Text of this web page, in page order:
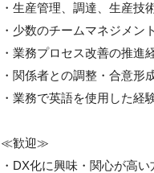
・生産管理、調達、生産技
・少数のチームマネジメン
・業務プロセス改善の推進
・関係者との調整・合意形
・業務で英語を使用した経
≪歓迎≫
・DX化に興味・関心が高い